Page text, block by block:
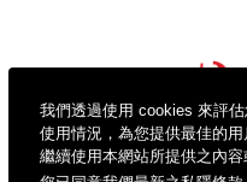
我們透過使用 cookies 來評
使用情況，為您提供最佳的
繼續使用本網站所提供之內
信報財經新聞有限